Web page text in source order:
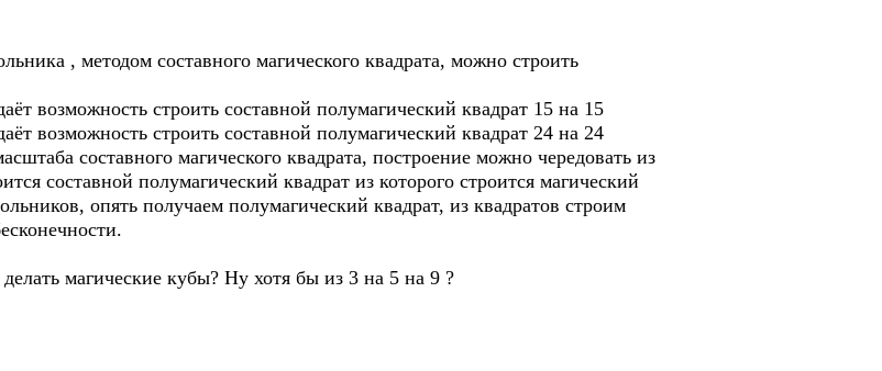
, методом составного магического квадрата, можно строить
возможность строить составной полумагический квадрат 15 на 15
возможность строить составной полумагический квадрат 24 на 24
составного магического квадрата, построение можно чередовать из
составной полумагический квадрат из которого строится магический
опять получаем полумагический квадрат, из квадратов строим
магические кубы? Ну хотя бы из 3 на 5 на 9 ?